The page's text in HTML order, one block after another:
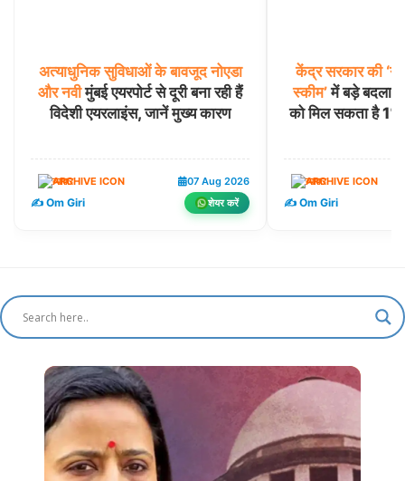
अत्याधुनिक सुविधाओं के बावजूद नोएडा
और नवीमुंबई एयरपोर्ट से दूरी बना रही हैं
विदेशी एयरलाइंस, जानें मुख्य कारण
व्यापार 07 Aug 2026
✍️ Om Giri शेयर करें
केंद्र सरकार की
स्कीम’में बड़े बदलाव
को मिल सकता है 1%
व्यापार
✍️ Om Giri